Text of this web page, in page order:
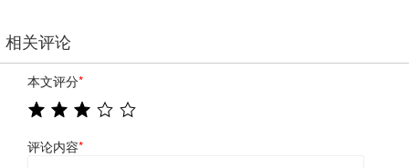
相关评论
本文评分*
评论内容*